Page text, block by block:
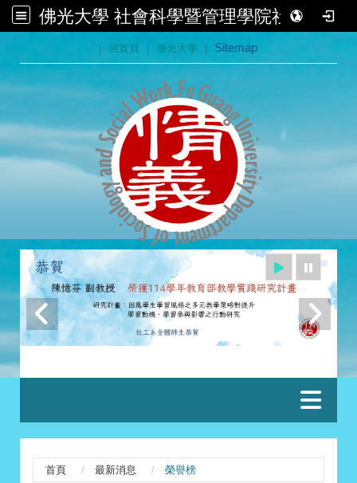
佛光大學 社會科學暨管理學院社會學系
| 回首頁 | 佛光大學 | Sitemap
首頁 最新消息 榮譽榜